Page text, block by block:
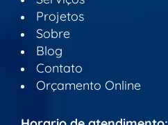
Projetos
Sobre
Blog
Contato
Orçamento Online